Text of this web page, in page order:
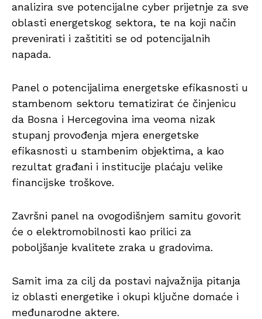
analizira sve potencijalne cyber prijetnje za sve
oblasti energetskog sektora, te na koji način
prevenirati i zaštititi se od potencijalnih
napada.
Panel o potencijalima energetske efikasnosti u
stambenom sektoru tematizirat će činjenicu
da Bosna i Hercegovina ima veoma nizak
stupanj provođenja mjera energetske
efikasnosti u stambenim objektima, a kao
rezultat građani i institucije plaćaju velike
financijske troškove.
Završni panel na ovogodišnjem samitu govorit
će o elektromobilnosti kao prilici za
poboljšanje kvalitete zraka u gradovima.
Samit ima za cilj da postavi najvažnija pitanja
iz oblasti energetike i okupi ključne domaće i
međunarodne aktere.